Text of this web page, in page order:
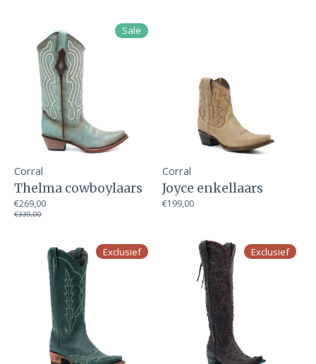
Sale
Corral
Thelma cowboylaars
€269,00
€339,00
Corral
Joyce enkellaars
€199,00
Exclusief Exclusief